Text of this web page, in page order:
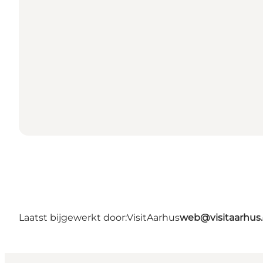
Laatst bijgewerkt door:VisitAarhus